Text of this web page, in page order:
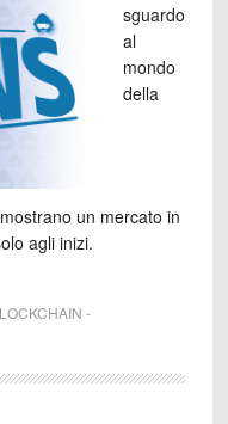
sguardo
al
mondo
della
un mercato in
agli inizi.
-